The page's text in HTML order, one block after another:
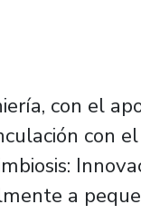
con el
con
a